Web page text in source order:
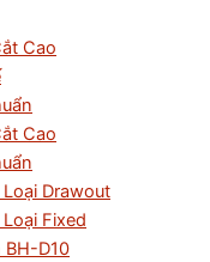
Cao
Cao
Drawout
Fixed
BH-D10